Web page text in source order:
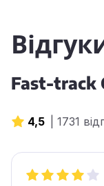
Fast-track
4,5 1731